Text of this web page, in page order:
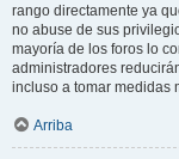
rango directamente ya
no abuse de sus
mayoría de los foros lo
administradores
incluso a tomar medidas
Arriba